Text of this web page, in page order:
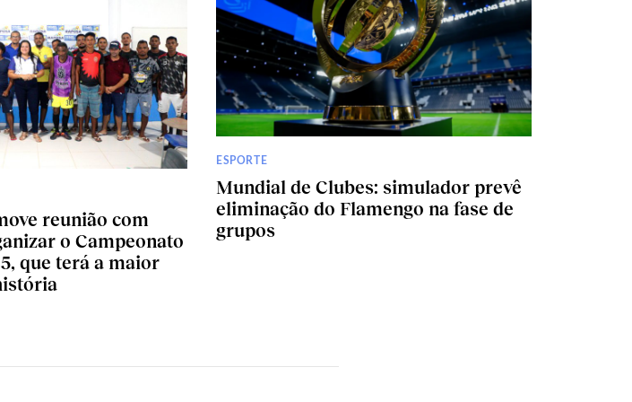
reunião com
o Campeonato
que terá a maior
ESPORTE
Mundial de Clubes: simulador prevê
eliminação do Flamengo na fase de
grupos